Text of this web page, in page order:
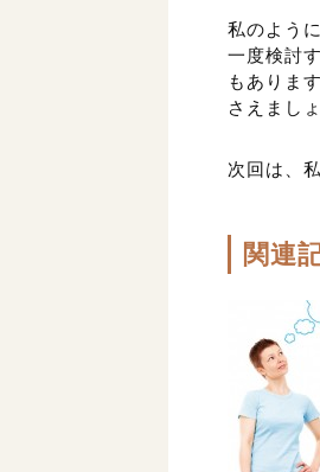
私のよう
一度検討
もありま
さえまし
次回は、
関連